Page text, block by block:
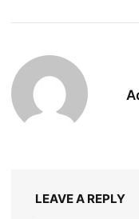
LEAVE A REPLY